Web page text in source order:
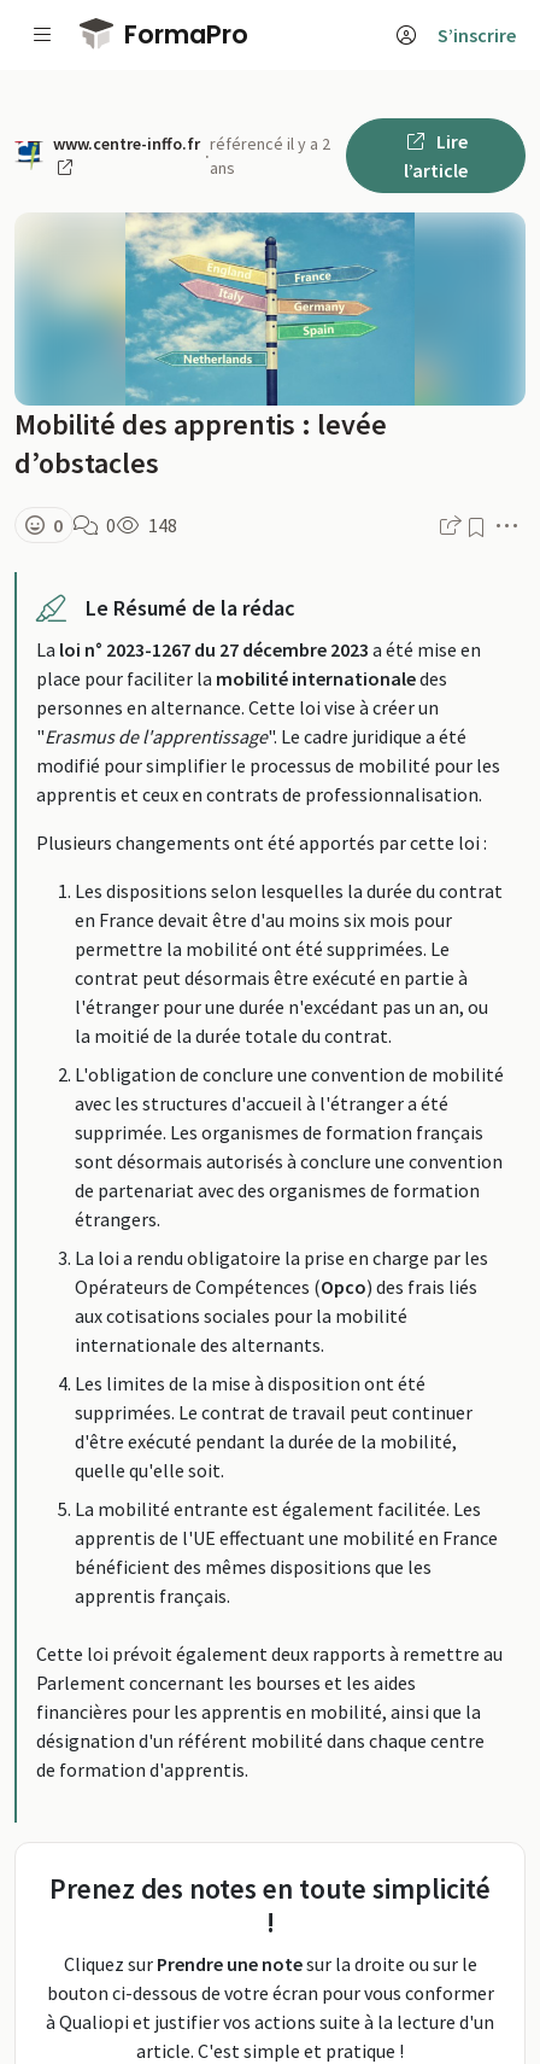
Passer au contenu principal
FormaPro S’inscrire
www.centre-inffo.fr
·
référencé il y a 2
ans
Lire
l’article
Mobilité des apprentis : levée
d’obstacles
0 0 148
Le Résumé de la rédac
La loi n° 2023-1267 du 27 décembre 2023 a été mise en
place pour faciliter la mobilité internationaledes
personnes en alternance. Cette loi vise à créer un
"Erasmus de l'apprentissage". Le cadre juridique a été
modifié pour simplifier le processus de mobilité pour les
apprentis et ceux en contrats de professionnalisation.
Plusieurs changements ont été apportés par cette loi :
Les dispositions selon lesquelles la durée du contrat
en France devait être d'au moins six mois pour
permettre la mobilité ont été supprimées. Le
contrat peut désormais être exécuté en partie à
l'étranger pour une durée n'excédant pas un an, ou
la moitié de la durée totale du contrat.
L'obligation de conclure une convention de mobilité
avec les structures d'accueil à l'étranger a été
supprimée. Les organismes de formation français
sont désormais autorisés à conclure une convention
de partenariat avec des organismes de formation
étrangers.
La loi a rendu obligatoire la prise en charge par les
Opérateurs de Compétences (Opco) des frais liés
aux cotisations sociales pour la mobilité
internationale des alternants.
Les limites de la mise à disposition ont été
supprimées. Le contrat de travail peut continuer
d'être exécuté pendant la durée de la mobilité,
quelle qu'elle soit.
La mobilité entrante est également facilitée. Les
apprentis de l'UE effectuant une mobilité en France
bénéficient des mêmes dispositions que les
apprentis français.
Cette loi prévoit également deux rapports à remettre au
Parlement concernant les bourses et les aides
financières pour les apprentis en mobilité, ainsi que la
désignation d'un référent mobilité dans chaque centre
de formation d'apprentis.
Prenez des notes en toute simplicité
!
Cliquez sur Prendre une notesur la droite ou sur le
bouton ci-dessous de votre écran pour vous conformer
à Qualiopi et justifier vos actions suite à la lecture d'un
article. C'est simple et pratique !